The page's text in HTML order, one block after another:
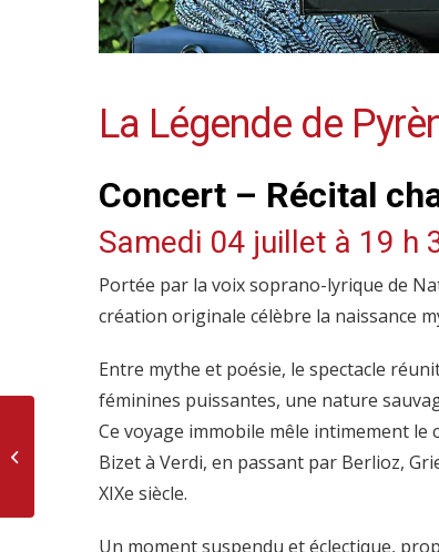
La Légende de
Concert – Récital
Samedi 04 juillet à 19 h
Portée par la voix soprano-lyrique de
création originale célèbre la naissance
Entre mythe et poésie, le spectacle
féminines puissantes, une nature
Ce voyage immobile mêle intimement le
Bizet à Verdi, en passant par Berlioz,
XIXe siècle.
Un moment suspendu et éclectique,
Jean Dieuzaide, Les
temps modernes